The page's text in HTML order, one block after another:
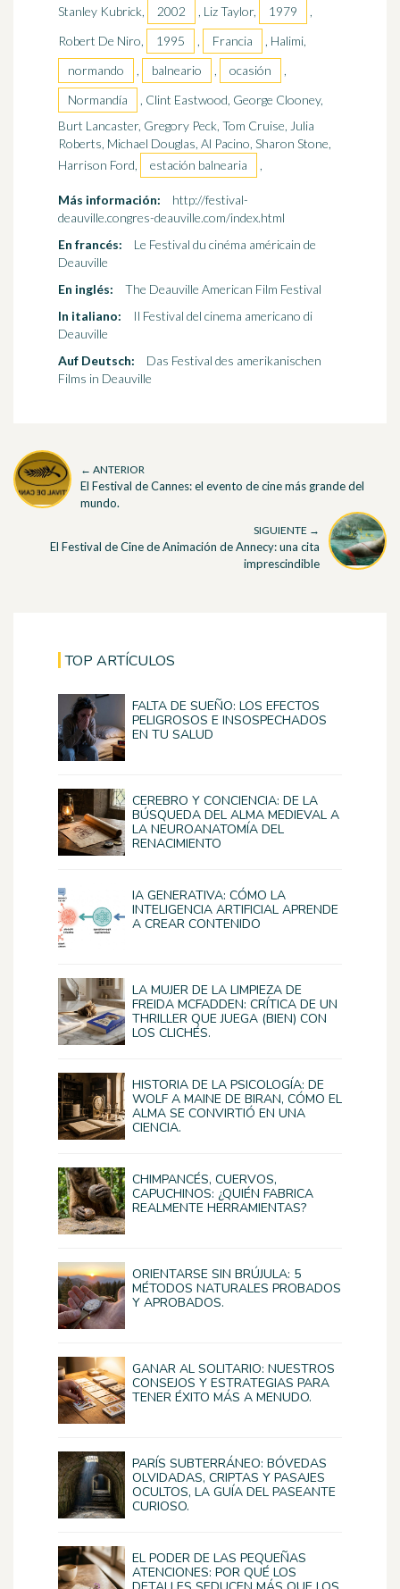
Stanley Kubrick,
2002 , Liz Taylor, 1979
,
Robert De Niro,
1995 , Francia
, Halimi,
normando
, balneario , ocasión
,
Normandía
, Clint Eastwood, George Clooney,
Burt Lancaster, Gregory Peck, Tom Cruise, Julia
Roberts, Michael Douglas, Al Pacino, Sharon Stone,
Harrison Ford,
estación balnearia ,
Más información:
http://festival-
deauville.congres-deauville.com/index.html
En francés:
Le Festival du cinéma américain de
Deauville
En inglés:
The Deauville American Film Festival
In italiano:
Il Festival del cinema americano di
Deauville
Auf Deutsch:
Das Festival des amerikanischen
Films in Deauville
← ANTERIOR
El Festival de Cannes: el evento de cine más grande del
mundo.
SIGUIENTE →
El Festival de Cine de Animación de Annecy: una cita
imprescindible
TOP ARTÍCULOS
FALTA DE SUEÑO: LOS EFECTOS
PELIGROSOS E INSOSPECHADOS
EN TU SALUD
CEREBRO Y CONCIENCIA: DE LA
BÚSQUEDA DEL ALMA MEDIEVAL A
LA NEUROANATOMÍA DEL
RENACIMIENTO
IA GENERATIVA: CÓMO LA
INTELIGENCIA ARTIFICIAL APRENDE
A CREAR CONTENIDO
LA MUJER DE LA LIMPIEZA DE
FREIDA MCFADDEN: CRÍTICA DE UN
THRILLER QUE JUEGA (BIEN) CON
LOS CLICHÉS.
HISTORIA DE LA PSICOLOGÍA: DE
WOLF A MAINE DE BIRAN, CÓMO EL
ALMA SE CONVIRTIÓ EN UNA
CIENCIA.
CHIMPANCÉS, CUERVOS,
CAPUCHINOS: ¿QUIÉN FABRICA
REALMENTE HERRAMIENTAS?
ORIENTARSE SIN BRÚJULA: 5
MÉTODOS NATURALES PROBADOS
Y APROBADOS.
GANAR AL SOLITARIO: NUESTROS
CONSEJOS Y ESTRATEGIAS PARA
TENER ÉXITO MÁS A MENUDO.
PARÍS SUBTERRÁNEO: BÓVEDAS
OLVIDADAS, CRIPTAS Y PASAJES
OCULTOS, LA GUÍA DEL PASEANTE
CURIOSO.
EL PODER DE LAS PEQUEÑAS
ATENCIONES: POR QUÉ LOS